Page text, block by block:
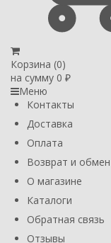
Корзина (0)
на сумму 0 ₽
Меню
Контакты
Доставка
Оплата
Возврат и обмен
О магазине
Каталоги
Обратная связь
Отзывы